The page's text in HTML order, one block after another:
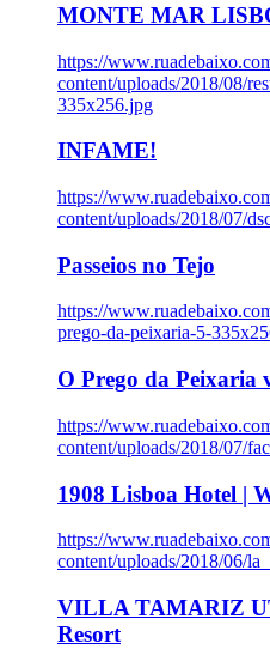
MONTE MAR
https://
content/uploads/2018/08/
335x256.jpg
INFAME!
https://
content/uploads/2018/07/
Passeios no Tejo
https://
prego-da-peixaria-5-
O Prego da Peixaria
https://
content/uploads/2018/07/
1908 Lisboa Hotel |
https://
content/uploads/2018/06/
VILLA TAMARIZ
Resort